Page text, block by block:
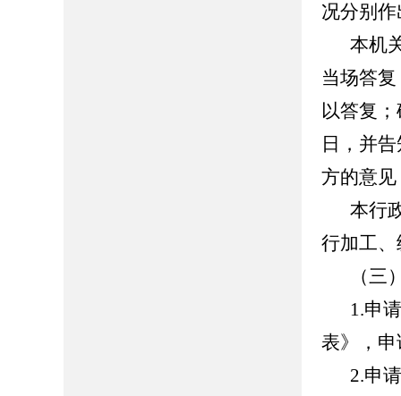
况分别
本机
当场答
以答复
日，并
方的意
本行
行加工
（三
1.申
表》，
2.申